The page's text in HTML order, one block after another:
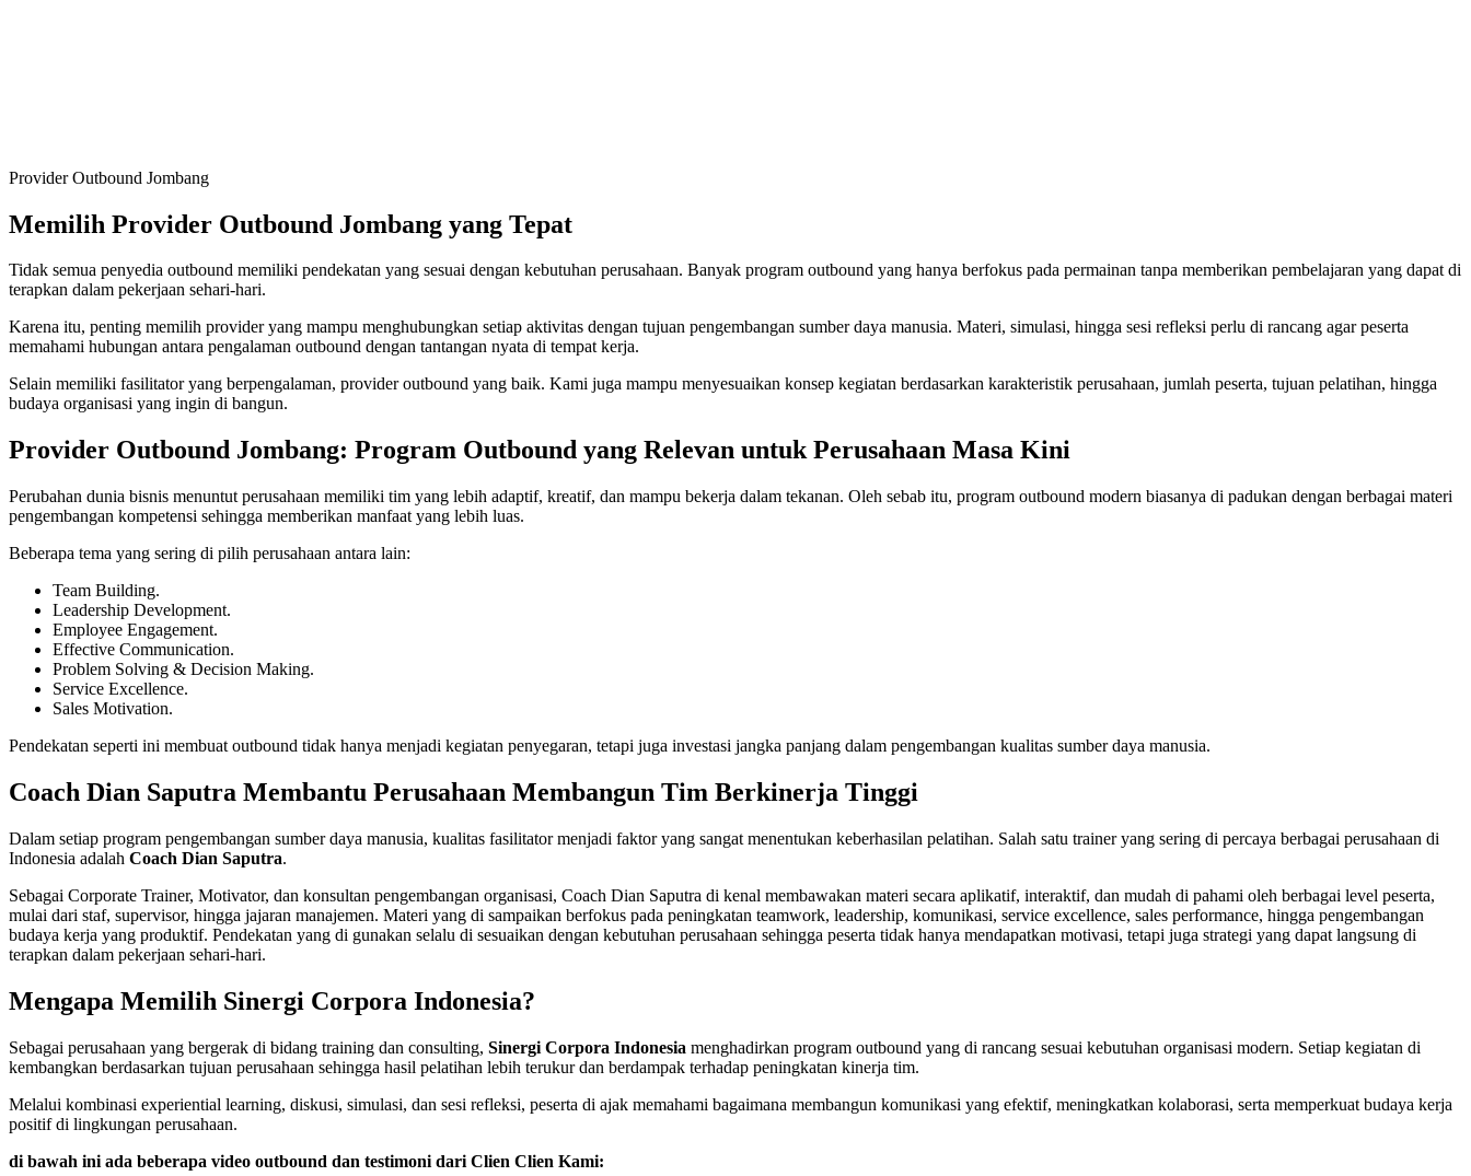
Provider Outbound Jombang
Memilih Provider Outbound Jombang yang Tepat
Tidak semua penyedia outbound memiliki pendekatan yang sesuai dengan kebutuhan perusahaan. Banyak program outbound yang hanya berfokus pada permainan tanpa memberikan pembelajaran yang dapat di
terapkan dalam pekerjaan sehari-hari.
Karena itu, penting memilih provider yang mampu menghubungkan setiap aktivitas dengan tujuan pengembangan sumber daya manusia. Materi, simulasi, hingga sesi refleksi perlu di rancang agar peserta
memahami hubungan antara pengalaman outbound dengan tantangan nyata di tempat kerja.
Selain memiliki fasilitator yang berpengalaman, provider outbound yang baik. Kami juga mampu menyesuaikan konsep kegiatan berdasarkan karakteristik perusahaan, jumlah peserta, tujuan pelatihan, hingga
budaya organisasi yang ingin di bangun.
Provider Outbound Jombang: Program Outbound yang Relevan untuk Perusahaan Masa Kini
Perubahan dunia bisnis menuntut perusahaan memiliki tim yang lebih adaptif, kreatif, dan mampu bekerja dalam tekanan. Oleh sebab itu, program outbound modern biasanya di padukan dengan berbagai materi
pengembangan kompetensi sehingga memberikan manfaat yang lebih luas.
Beberapa tema yang sering di pilih perusahaan antara lain:
Team Building.
Leadership Development.
Employee Engagement.
Effective Communication.
Problem Solving & Decision Making.
Service Excellence.
Sales Motivation.
Pendekatan seperti ini membuat outbound tidak hanya menjadi kegiatan penyegaran, tetapi juga investasi jangka panjang dalam pengembangan kualitas sumber daya manusia.
Coach Dian Saputra Membantu Perusahaan Membangun Tim Berkinerja Tinggi
Dalam setiap program pengembangan sumber daya manusia, kualitas fasilitator menjadi faktor yang sangat menentukan keberhasilan pelatihan. Salah satu trainer yang sering di percaya berbagai perusahaan di
Indonesia adalah Coach Dian Saputra.
Sebagai Corporate Trainer, Motivator, dan konsultan pengembangan organisasi, Coach Dian Saputra di kenal membawakan materi secara aplikatif, interaktif, dan mudah di pahami oleh berbagai level peserta,
mulai dari staf, supervisor, hingga jajaran manajemen. Materi yang di sampaikan berfokus pada peningkatan teamwork, leadership, komunikasi, service excellence, sales performance, hingga pengembangan
budaya kerja yang produktif. Pendekatan yang di gunakan selalu di sesuaikan dengan kebutuhan perusahaan sehingga peserta tidak hanya mendapatkan motivasi, tetapi juga strategi yang dapat langsung di
terapkan dalam pekerjaan sehari-hari.
Mengapa Memilih Sinergi Corpora Indonesia?
Sebagai perusahaan yang bergerak di bidang training dan consulting, Sinergi Corpora Indonesia menghadirkan program outbound yang di rancang sesuai kebutuhan organisasi modern. Setiap kegiatan di
kembangkan berdasarkan tujuan perusahaan sehingga hasil pelatihan lebih terukur dan berdampak terhadap peningkatan kinerja tim.
Melalui kombinasi experiential learning, diskusi, simulasi, dan sesi refleksi, peserta di ajak memahami bagaimana membangun komunikasi yang efektif, meningkatkan kolaborasi, serta memperkuat budaya kerja
positif di lingkungan perusahaan.
di bawah ini ada beberapa video outbound dan testimoni dari Clien Clien Kami: